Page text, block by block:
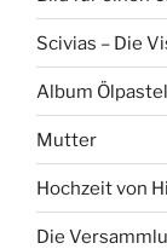
Scivias – Die
Album
Mutter
Hochzeit von
Die